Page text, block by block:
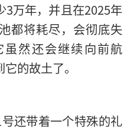
3万年，并且在2025年
都将耗尽，会彻底失
然还会继续向前航
的故土了。
还带着一个特殊的礼